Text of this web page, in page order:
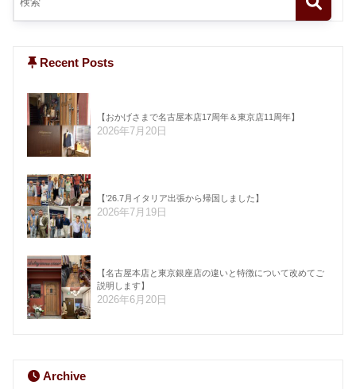
Recent Posts
【おかげさまで名古屋本店17周年＆東京店11周年】
2026年7月20日
【’26.7月イタリア出張から帰国しました】
2026年7月19日
【名古屋本店と東京銀座店の違いと特徴について改めてご
説明します】
2026年6月20日
Archive